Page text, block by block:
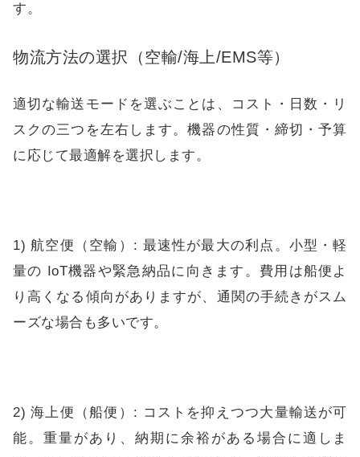
す。
物流方法の選択（空輸/海上/EMS等）
適切な輸送モードを選ぶことは、コスト・日数・リ
スクの三つを左右します。機器の性質・締切・予算
に応じて最適解を選択します。
1) 航空便（空輸）: 最速性が最大の利点。小型・軽
量の IoT機器や緊急納品に向きます。費用は船便よ
り高くなる傾向がありますが、通関の手続きがスム
ーズな場合も多いです。
2) 海上便（船便）: コストを抑えつつ大量輸送が可
能。重量があり、納期に余裕がある場合に適しま